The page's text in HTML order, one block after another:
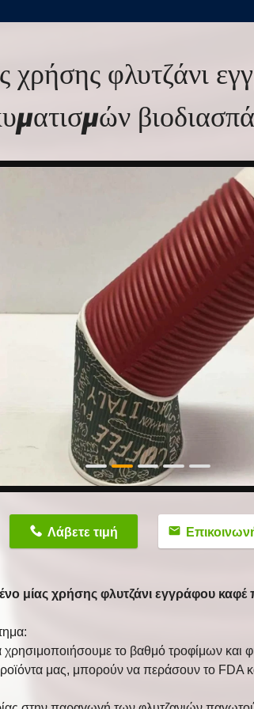
χρήσης φλυτζάνι
Λάβετε τιμή
μίας χρήσης φλυτζάνι εγγράφου
το βαθμό τροφίμων και
μας, μπορούν να περάσουν το FDA